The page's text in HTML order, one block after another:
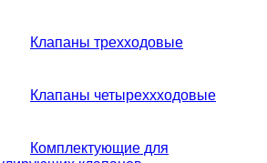
Клапаны трехходовые
Клапаны четыреххходовые
Комплектующие для